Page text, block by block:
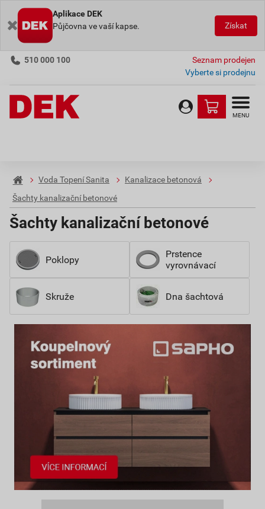
Aplikace DEK
Půjčovna ve vaší kapse.
Získat
510 000 100
Seznam prodejen
Vyberte si prodejnu
MENU
Voda Topení Sanita
Kanalizace betonová
Šachty kanalizační betonové
Šachty kanalizační betonové
Poklopy
Prstence
vyrovnávací
Skruže Dna šachtová